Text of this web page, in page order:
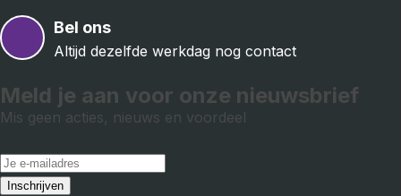
Bel ons
Altijd dezelfde werkdag nog contact
Meld je aan voor onze nieuwsbrief
Mis geen acties, nieuws en voordeel